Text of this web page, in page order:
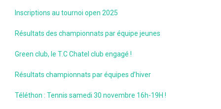
Inscriptions au tournoi open 2025
Résultats des championnats par équipe jeunes
Green club, le T.C Chatel club engagé !
Résultats championnats par équipes d’hiver
Téléthon : Tennis samedi 30 novembre 16h-19H !